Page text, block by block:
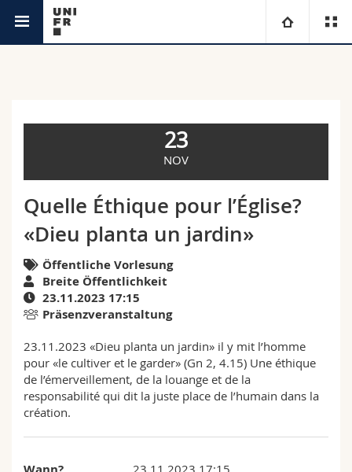
Universität
Weiterbildung
Rechtswissenschaftliche Fak.
Wirtschafts- und Sozialwissenschaftliche Fak.
Philosophische Fak.
Fak. für Erziehungs- und Bildungswissenschaften
Math.-Nat. und Med. Fak.
Interfakultär
Studieninteressierte
Studierende
Medien
Forschende
Mitarbeitende
Doktorierende
Ressourcen
Personenverzeichnis
Ortsplan
Bibliotheken
Webmail
Vorlesungsverzeichnis
23
NOV
Quelle Éthique pour l’Église?
«Dieu planta un jardin»
Öffentliche Vorlesung
Breite Öffentlichkeit
23.11.2023 17:15
Präsenzveranstaltung
23.11.2023 «Dieu planta un jardin» il y mit l’homme
pour «le cultiver et le garder» (Gn 2, 4.15) Une éthique
de l’émerveillement, de la louange et de la
responsabilité qui dit la juste place de l’humain dans la
création.
23.11.2023 17:15